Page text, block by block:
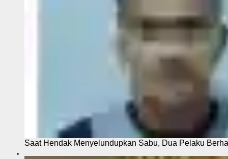
Saat Hendak Menyelundupkan Sabu, Dua Pelaku